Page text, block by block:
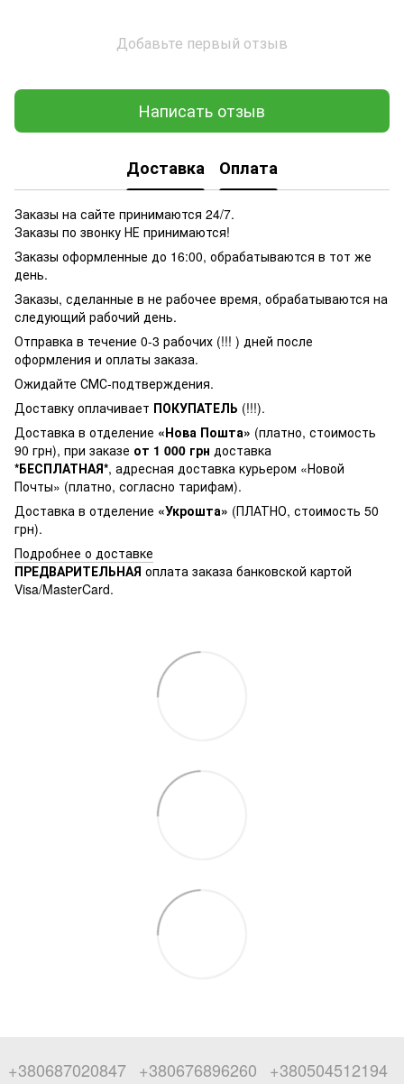
Добавьте первый отзыв
Написать отзыв
Доставка Оплата
Заказы на сайте принимаются 24/7.
Заказы по звонку НЕ принимаются!
Заказы оформленные до 16:00, обрабатываются в тот же
день.
Заказы, сделанные в не рабочее время, обрабатываются на
следующий рабочий день.
Отправка в течение 0-3 рабочих (!!! ) дней после
оформления и оплаты заказа.
Ожидайте СМС-подтверждения.
Доставку оплачивает ПОКУПАТЕЛЬ (!!!).
Доставка в отделение «Нова Пошта» (платно, стоимость
90 грн), при заказе от 1 000 грн доставка
*БЕСПЛАТНАЯ*, адресная доставка курьером «Новой
Почты» (платно, согласно тарифам).
Доставка в отделение «Укрошта» (ПЛАТНО, стоимость 50
грн).
Подробнее о доставке
ПРЕДВАРИТЕЛЬНАЯ оплата заказа банковской картой
Visa/MasterCard.
+380687020847 +380676896260 +380504512194